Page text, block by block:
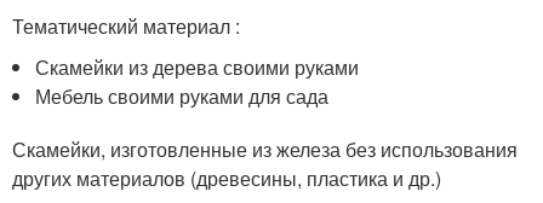
Тематический материал :
Скамейки из дерева своими руками
Мебель своими руками для сада
Скамейки, изготовленные из железа без использования
других материалов (древесины, пластика и др.)